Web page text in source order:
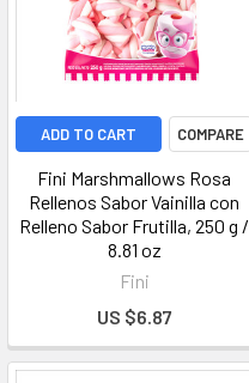
ADD TO CART COMPARE
Fini Marshmallows Rosa
Rellenos Sabor Vainilla con
Relleno Sabor Frutilla, 250 g /
8.81 oz
Fini
US $6.87